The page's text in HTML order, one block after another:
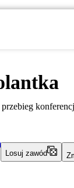
Losuj zawód